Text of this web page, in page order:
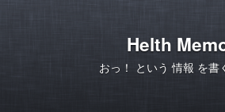
Helth
おっ！ という 情報 を書